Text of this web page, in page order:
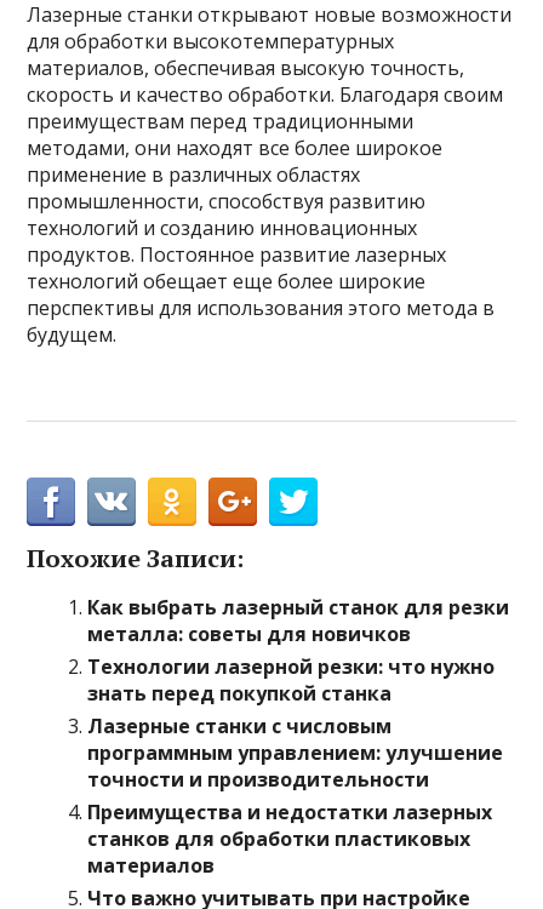
Лазерные станки открывают новые возможности
для обработки высокотемпературных
материалов, обеспечивая высокую точность,
скорость и качество обработки. Благодаря своим
преимуществам перед традиционными
методами, они находят все более широкое
применение в различных областях
промышленности, способствуя развитию
технологий и созданию инновационных
продуктов. Постоянное развитие лазерных
технологий обещает еще более широкие
перспективы для использования этого метода в
будущем.
Похожие Записи:
Как выбрать лазерный станок для резки
металла: советы для новичков
Технологии лазерной резки: что нужно
знать перед покупкой станка
Лазерные станки с числовым
программным управлением: улучшение
точности и производительности
Преимущества и недостатки лазерных
станков для обработки пластиковых
материалов
Что важно учитывать при настройке